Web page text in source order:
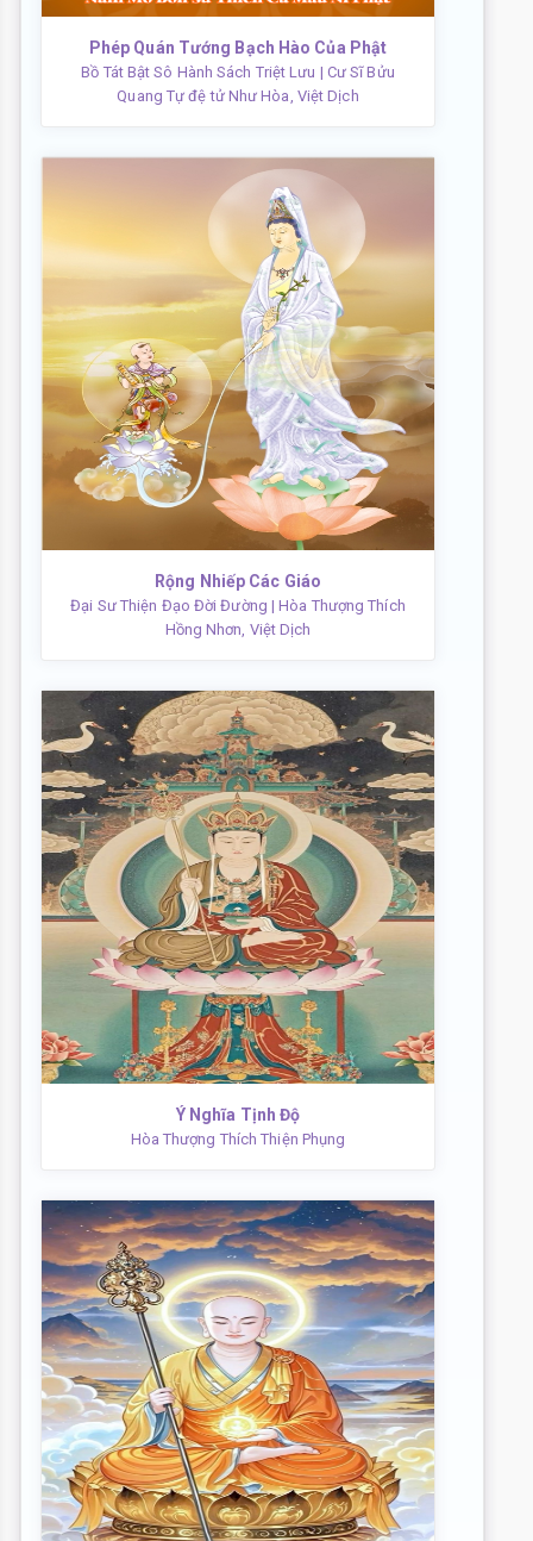
Phép Quán Tướng Bạch Hào Của Phật
Bồ Tát Bật Sô Hành Sách Triệt Lưu | Cư Sĩ Bửu
Quang Tự đệ tử Như Hòa, Việt Dịch
Rộng Nhiếp Các Giáo
Đại Sư Thiện Đạo Đời Đường | Hòa Thượng Thích
Hồng Nhơn, Việt Dịch
Ý Nghĩa Tịnh Độ
Hòa Thượng Thích Thiện Phụng